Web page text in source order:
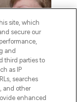
site, which
secure our
and
third parties to
as IP
searches
and other
enhanced